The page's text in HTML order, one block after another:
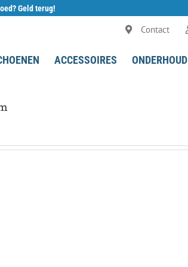
Geld terug!
Contact
ACCESSOIRES ONDERHOUD